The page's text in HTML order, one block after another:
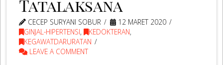
Tatalaksana
CECEP SURYANI SOBUR
12 MARET 2020
GINJAL-HIPERTENSI, KEDOKTERAN,
KEGAWATDARURATAN
LEAVE A COMMENT